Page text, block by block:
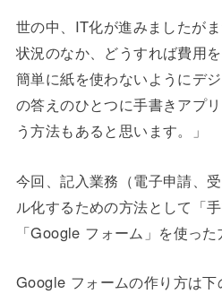
世の中、IT化が進みましたが
状況のなか、どうすれば費用
簡単に紙を使わないようにデ
の答えのひとつに手書きアプ
う方法もあると思います。」
今回、記入業務（電子申請、
ル化するための方法として「
「Google フォーム」を使った
Google フォームの作り方は下